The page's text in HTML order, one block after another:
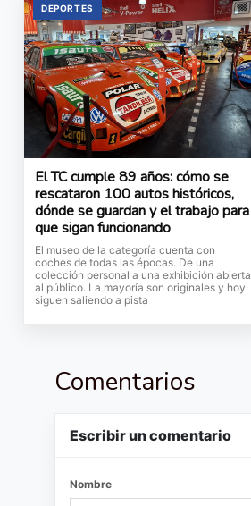
DEPORTES
El TC cumple 89 años: cómo se
rescataron 100 autos históricos,
dónde se guardan y el trabajo para
que sigan funcionando
El museo de la categoría cuenta con
coches de todas las épocas. De una
colección personal a una exhibición abierta
al público. La mayoría son originales y hoy
siguen saliendo a pista
Comentarios
Escribir un comentario
Nombre